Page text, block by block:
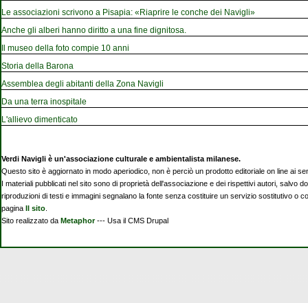
Le associazioni scrivono a Pisapia: «Riaprire le conche dei Navigli»
Anche gli alberi hanno diritto a una fine dignitosa.
Il museo della foto compie 10 anni
Storia della Barona
Assemblea degli abitanti della Zona Navigli
Da una terra inospitale
L'allievo dimenticato
Verdi Navigli è un'associazione culturale e ambientalista milanese.
Questo sito è aggiornato in modo aperiodico, non è perciò un prodotto editoriale on line ai
I materiali pubblicati nel sito sono di proprietà dell'associazione e dei rispettivi autori, salvo
riproduzioni di testi e immagini segnalano la fonte senza costituire un servizio sostitutivo o
pagina Il sito
Sito realizzato da Metaphor--- Usa il CMS Drupal